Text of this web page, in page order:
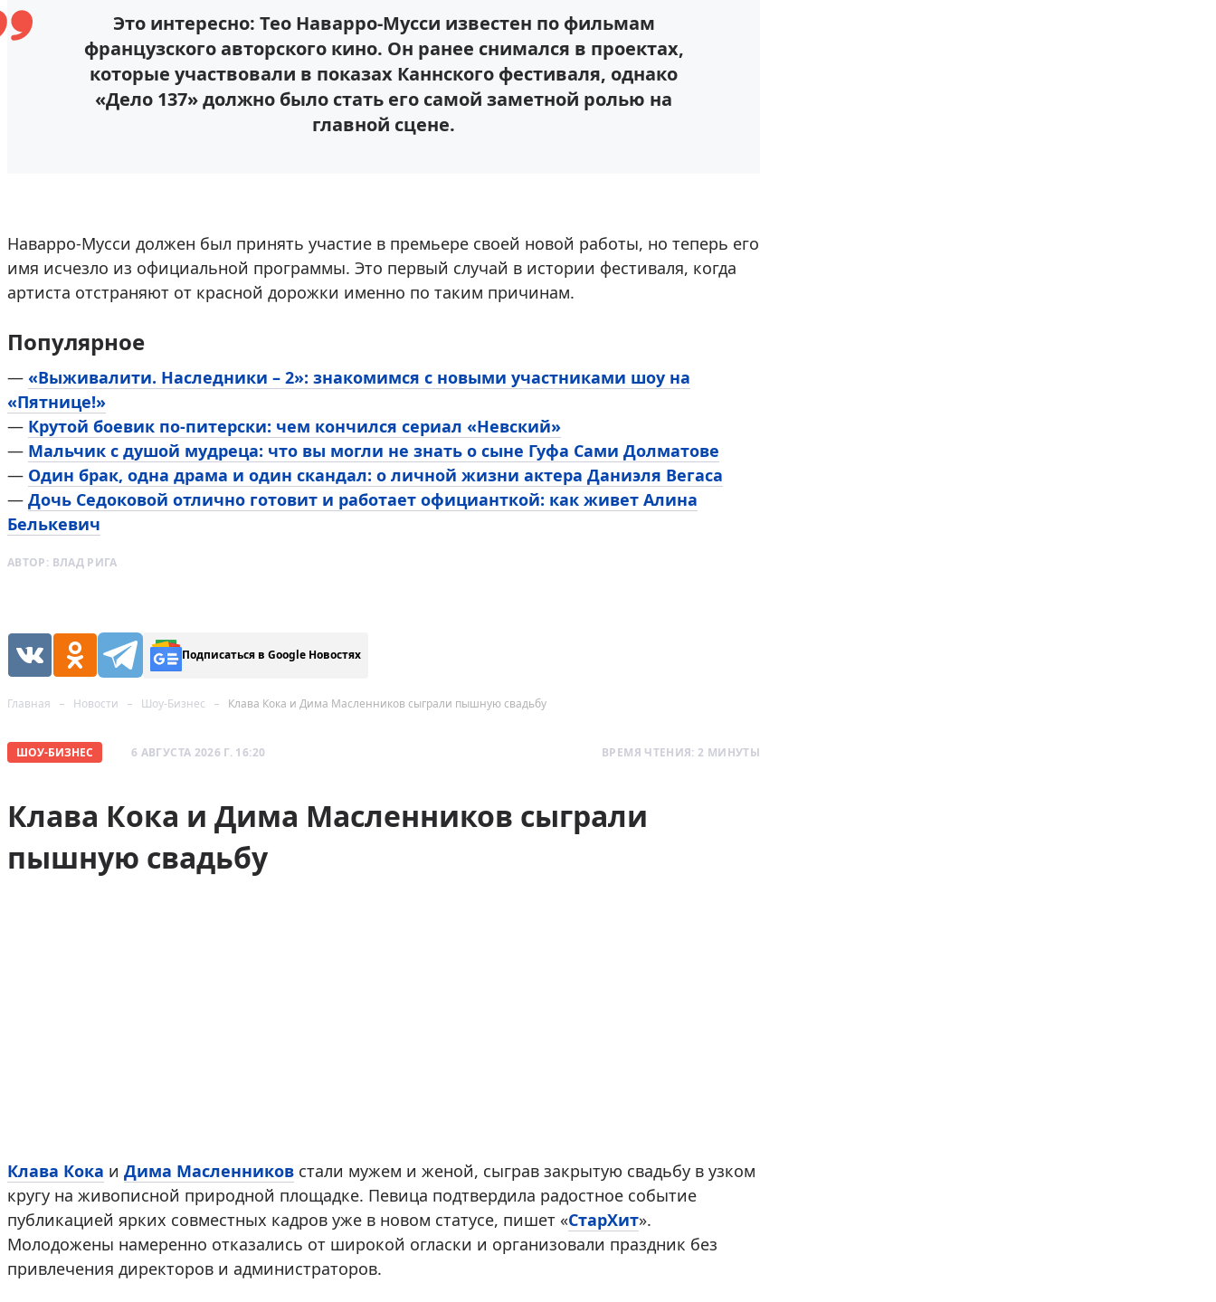
Это интересно: Тео Наварро-Мусси известен по фильмам
французского авторского кино. Он ранее снимался в проектах,
которые участвовали в показах Каннского фестиваля, однако
«Дело 137» должно было стать его самой заметной ролью на
главной сцене.
Наварро-Мусси должен был принять участие в премьере своей новой работы, но теперь его
имя исчезло из официальной программы. Это первый случай в истории фестиваля, когда
артиста отстраняют от красной дорожки именно по таким причинам.
Популярное
— «Выживалити. Наследники – 2»: знакомимся с новыми участниками шоу на
«Пятнице!»
— Крутой боевик по-питерски: чем кончился сериал «Невский»
— Мальчик с душой мудреца: что вы могли не знать о сыне Гуфа Сами Долматове
— Один брак, одна драма и один скандал: о личной жизни актера Даниэля Вегаса
— Дочь Седоковой отлично готовит и работает официанткой: как живет Алина
Белькевич
АВТОР: ВЛАД РИГА
Подписаться в Google Новостях
Главная Новости Шоу-Бизнес Клава Кока и Дима Масленников сыграли пышную свадьбу
ШОУ-БИЗНЕС 6 АВГУСТА 2026 Г. 16:20 ВРЕМЯ ЧТЕНИЯ: 2 МИНУТЫ
Клава Кока и Дима Масленников сыграли
пышную свадьбу
Клава Кока и Дима Масленников стали мужем и женой, сыграв закрытую свадьбу в узком
кругу на живописной природной площадке. Певица подтвердила радостное событие
публикацией ярких совместных кадров уже в новом статусе, пишет «СтарХит».
Молодожены намеренно отказались от широкой огласки и организовали праздник без
привлечения директоров и администраторов.